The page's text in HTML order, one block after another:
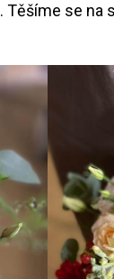
. Těšíme se na